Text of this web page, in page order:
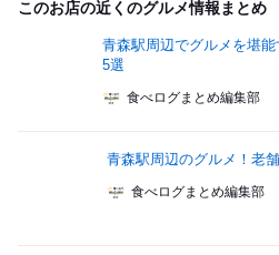
このお店の近くのグルメ情報まとめ
青森駅周辺でグルメを堪
5選
食べログまとめ編集部
青森駅周辺のグルメ！老
食べログまとめ編集部